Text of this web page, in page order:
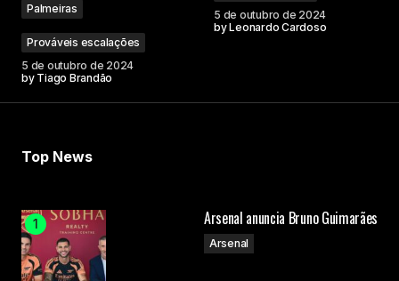
Your Name
Palmeiras
Prováveis escalações
5 de outubro de 2024
by Tiago Brandão
5 de outubro de 2024
byLeonardo Cardoso
Top News
Arsenal anuncia Bruno Guimarães
Arsenal